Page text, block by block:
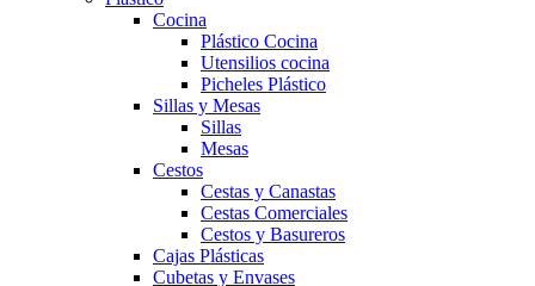
Cocina
Plástico Cocina
Utensilios cocina
Picheles Plástico
Sillas y Mesas
Sillas
Mesas
Cestos
Cestas y Canastas
Cestas Comerciales
Cestos y Basureros
Cajas Plásticas
Cubetas y Envases